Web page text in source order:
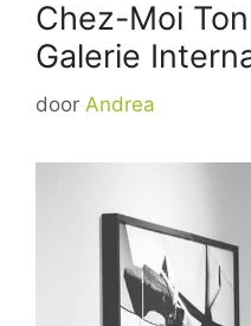
Chez-Moi
Galerie
door Andrea